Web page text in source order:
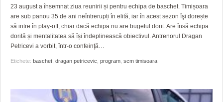
23 august a însemnat ziua reunirii și pentru echipa de baschet. Timișoara
are sub panou 35 de ani neîntrerupți în elită, iar în acest sezon îşi dorește
să intre în play-off, chiar dacă echipa nu are bugetul dorit. Are însă echipa
dorită și mentalitatea să își îndeplinească obiectivul. Antrenorul Dragan
Petricevi a vorbit, într-o confeinţă
Etichete: baschet dragan petricevic program scm timisoara